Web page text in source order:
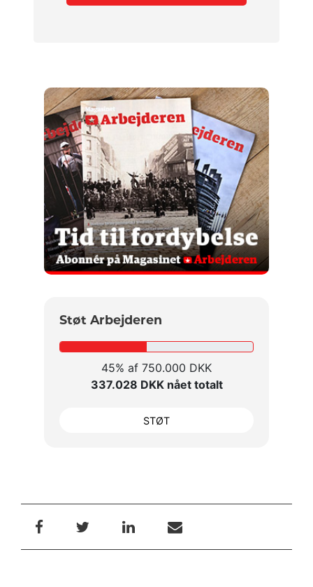
Støt Arbejderen
45% af 750.000 DKK
337.028 DKK nået totalt
STØT